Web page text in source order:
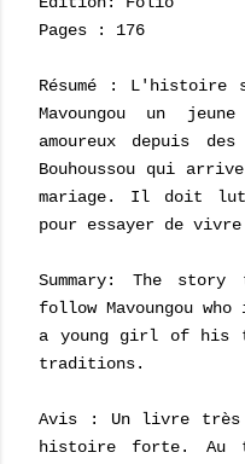
Pages : 176
Résumé : L'histoire
Mavoungou un
amoureux depuis
Bouhoussou qui
mariage. Il doit
pour essayer de
Summary: The
follow Mavoungou
a young girl of his
traditions.
Avis : Un livre
histoire forte. Au